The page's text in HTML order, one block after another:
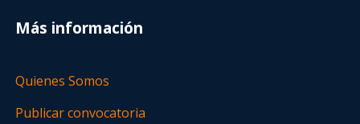
Más información
Quienes Somos
Publicar convocatoria